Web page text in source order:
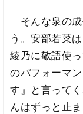
そんな泉の成
う。安部若菜
綾乃に敬語使
のパフォーマ
す』と言って
んはずっと止